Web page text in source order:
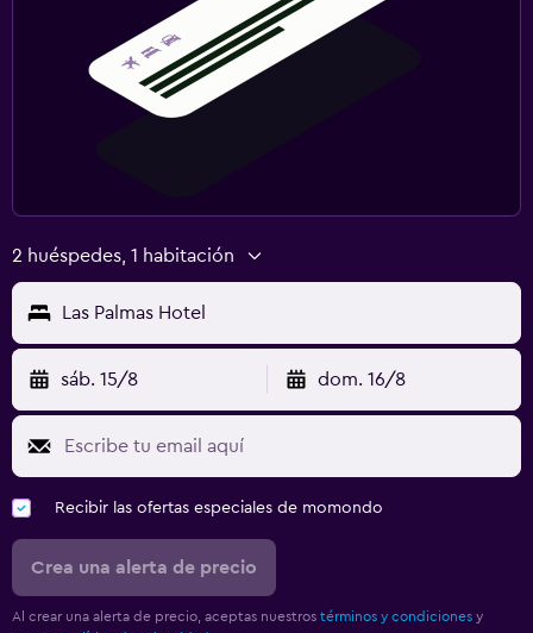
2 huéspedes, 1 habitación
Las Palmas Hotel
sáb. 15/8 dom. 16/8
Recibir las ofertas especiales de momondo
Crea una alerta de precio
Al crear una alerta de precio, aceptas nuestros términos y condiciones y